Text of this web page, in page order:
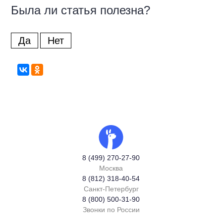
Была ли статья полезна?
Да Нет
8 (499) 270-27-90
Москва
8 (812) 318-40-54
Санкт-Петербург
8 (800) 500-31-90
Звонки по России